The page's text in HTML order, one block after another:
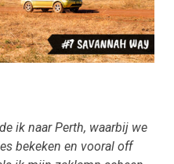
ik naar Perth, waarbij we
bekeken en vooral off